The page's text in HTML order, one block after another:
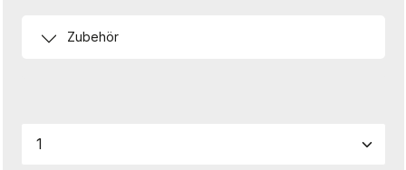
Zubehör
Produkt Anzahl: Gib den gewünschten Wert ein